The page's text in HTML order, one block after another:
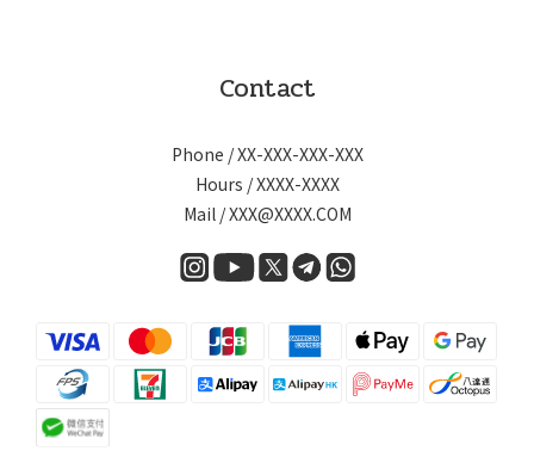
Contact
Phone / XX-XXX-XXX-XXX
Hours / XXXX-XXXX
Mail / XXX@XXXX.COM